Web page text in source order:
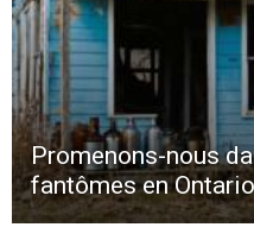
Promenons-nous
fantômes en Ontario